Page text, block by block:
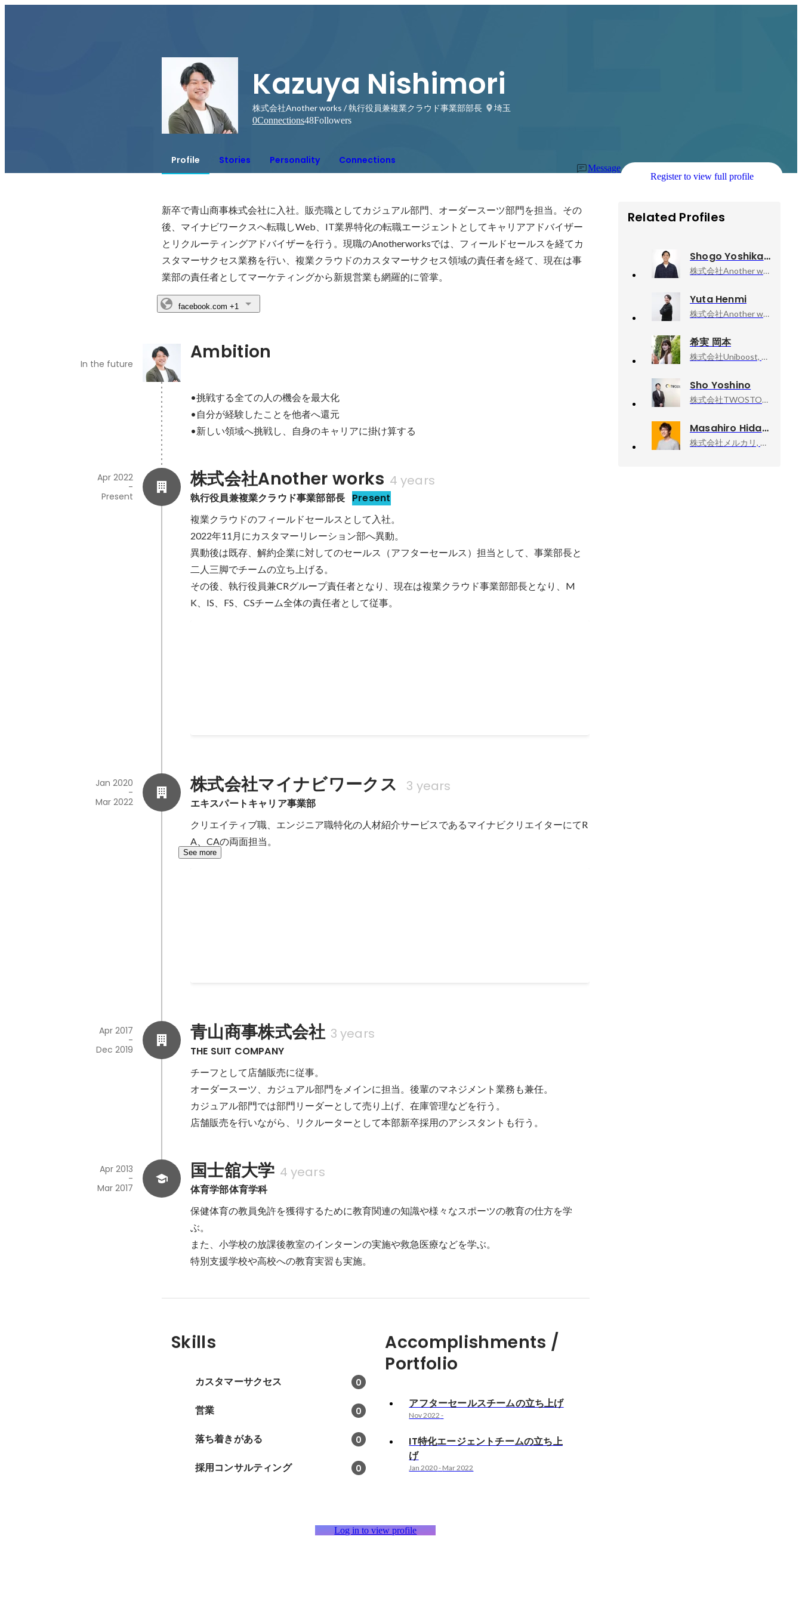
Kazuya Nishimori
株式会社Another works / 執行役員兼複業クラウド事業部部長
埼玉
0Connections48Followers
Profile Stories Personality Connections
Message
Register to view full profile
新卒で青山商事株式会社に入社。販売職としてカジュアル部門、オーダースーツ部門を担当。その
後、マイナビワークスへ転職しWeb、IT業界特化の転職エージェントとしてキャリアアドバイザー
とリクルーティングアドバイザーを行う。現職のAnotherworksでは、フィールドセールスを経てカ
スタマーサクセス業務を行い、複業クラウドのカスタマーサクセス領域の責任者を経て、現在は事
業部の責任者としてマーケティングから新規営業も網羅的に管掌。
facebook.com +1
Ambition
In the future
•挑戦する全ての人の機会を最大化
•自分が経験したことを他者へ還元
•新しい領域へ挑戦し、自身のキャリアに掛け算する
株式会社Another works 4 years
執行役員兼複業クラウド事業部部長 Present
Apr 2022
-
Present
複業クラウドのフィールドセールスとして入社。
2022年11月にカスタマーリレーション部へ異動。
異動後は既存、解約企業に対してのセールス（アフターセールス）担当として、事業部長と
二人三脚でチームの立ち上げる。
その後、執行役員兼CRグループ責任者となり、現在は複業クラウド事業部部長となり、M
K、IS、FS、CSチーム全体の責任者として従事。
株式会社マイナビワークス 3 years
エキスパートキャリア事業部
Jan 2020
-
Mar 2022
クリエイティブ職、エンジニア職特化の人材紹介サービスであるマイナビクリエイターにてR
A、CAの両面担当。
See more
青山商事株式会社 3 years
THE SUIT COMPANY
Apr 2017
-
Dec 2019
チーフとして店舗販売に従事。
オーダースーツ、カジュアル部門をメインに担当。後輩のマネジメント業務も兼任。
カジュアル部門では部門リーダーとして売り上げ、在庫管理などを行う。
店舗販売を行いながら、リクルーターとして本部新卒採用のアシスタントも行う。
国士舘大学 4 years
体育学部体育学科
Apr 2013
-
Mar 2017
保健体育の教員免許を獲得するために教育関連の知識や様々なスポーツの教育の仕方を学
ぶ。
また、小学校の放課後教室のインターンの実施や救急医療などを学ぶ。
特別支援学校や高校への教育実習も実施。
Skills
カスタマーサクセス 0
営業 0
落ち着きがある 0
採用コンサルティング 0
Accomplishments /
Portfolio
アフターセールスチームの立ち上げ
Nov 2022 -
IT特化エージェントチームの立ち上
げ
Jan 2020- Mar 2022
Log in to view profile
Related Profiles
Shogo Yoshikawa
株式会社Another works, 執行役員/人事責任者
Yuta Henmi
株式会社Another works, 執行役員COO 経営企画室長
希実 岡本
株式会社Uniboost, 代表取締役
Sho Yoshino
株式会社TWOSTONE&Sons, 執行役員
Masahiro Hidaka
株式会社メルカリ, メルペイ エキスパート（Android）